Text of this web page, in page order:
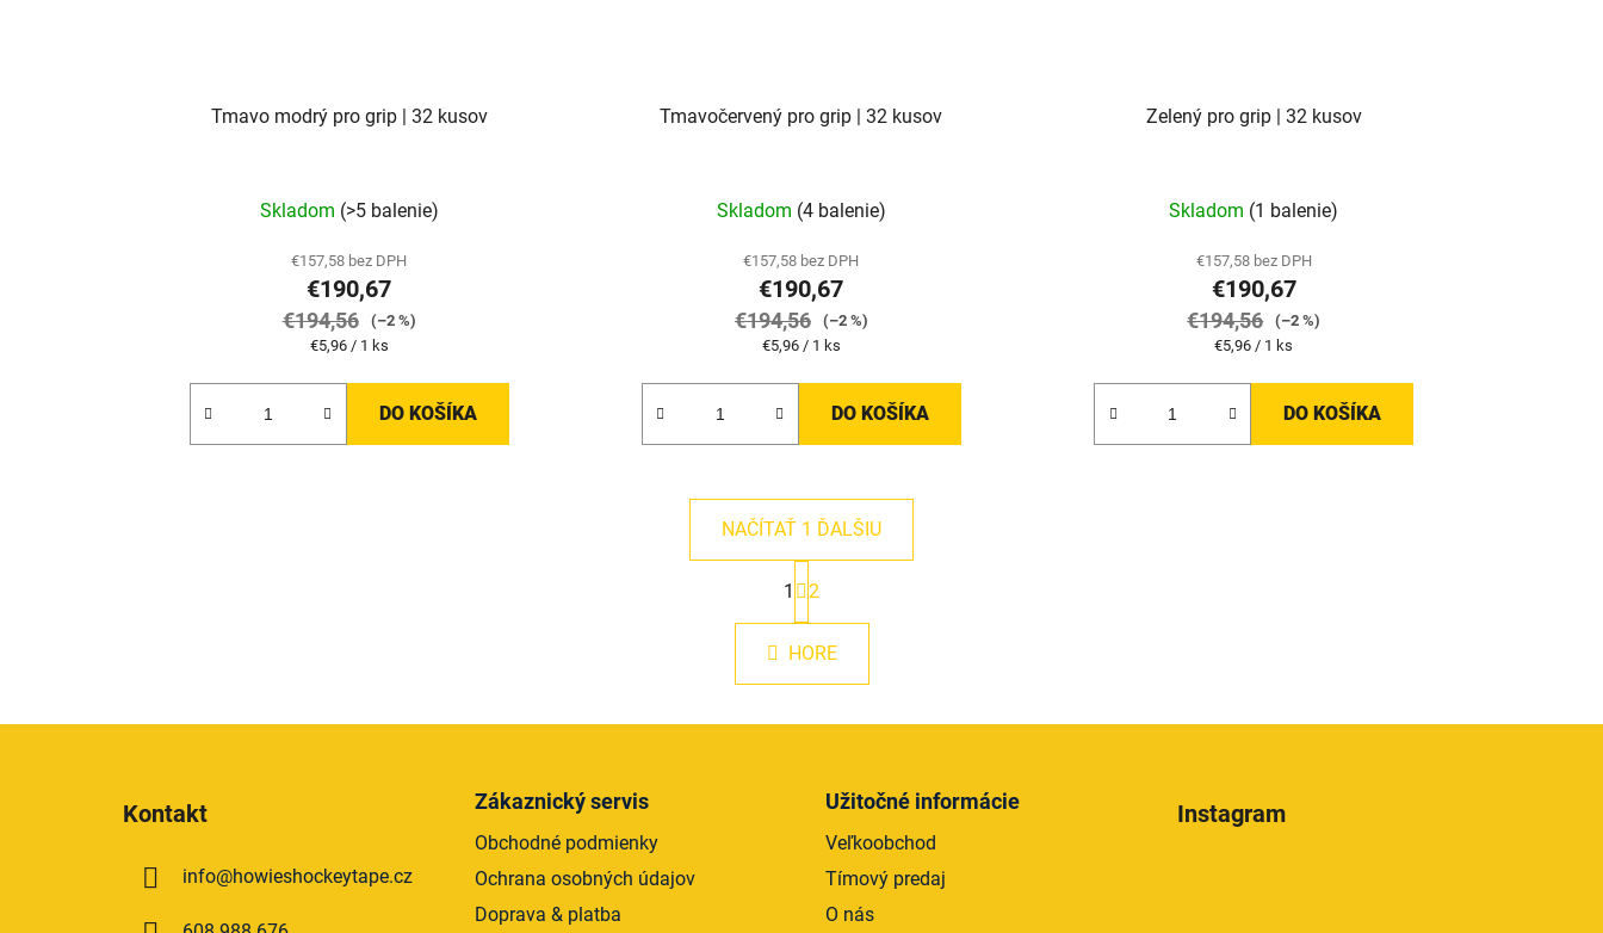
Tmavo modrý pro grip | 32 kusov
Skladom (>5 balenie)
€157,58 bez DPH
€190,67
€194,56
(–2 %)
Jednotková
€5,96 / 1 ks
DO KOŠÍKA
Tmavočervený pro grip | 32 kusov
Skladom (4 balenie)
€157,58 bez DPH
€190,67
€194,56
(–2 %)
Jednotková
€5,96 / 1 ks
DO KOŠÍKA
Zelený pro grip | 32 kusov
Skladom (1 balenie)
€157,58 bez DPH
€190,67
€194,56
(–2 %)
Jednotková
€5,96 / 1 ks
DO KOŠÍKA
O
v
l
á
NAČÍTAŤ 1 ĎALŠIU
t
r
n
k
v
1 2
HORE
Kontakt
info@howieshockeytape.cz
Zákaznický servis
Obchodné podmienky
Ochrana osobných údajov
Doprava & platba
Užitočné informácie
Veľkoobchod
Tímový predaj
O nás
Instagram